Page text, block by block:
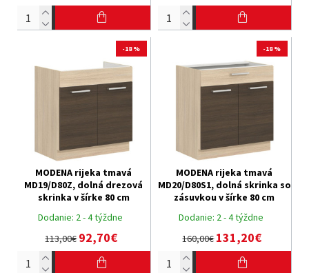
-18 %
Dodanie: 2 - 4 týždne
MODENA rijeka tmavá
MD19/D80Z, dolná drezová
skrinka v šírke 80 cm
113,00€92,70€
-18 %
Dodanie: 2 - 4 týždne
MODENA rijeka tmavá
MD20/D80S1, dolná skrinka so
zásuvkou v šírke 80 cm
160,00€131,20€